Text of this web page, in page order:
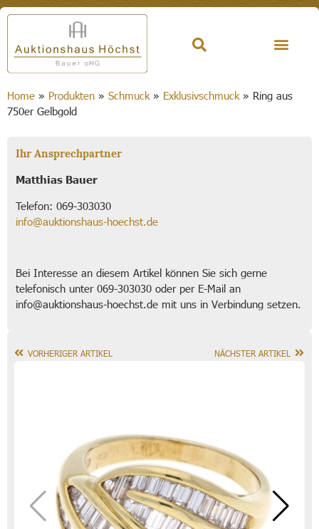
Home » Produkten » Schmuck» Exklusivschmuck» Ring aus
750er Gelbgold
Ihr Ansprechpartner
Matthias Bauer
Telefon: 069-303030
info@auktionshaus-hoechst.de
Bei Interesse an diesem Artikel können Sie sich gerne
telefonisch unter 069-303030 oder per E-Mail an
info@auktionshaus-hoechst.de mit uns in Verbindung setzen.
VORHERIGER ARTIKEL NÄCHSTER ARTIKEL